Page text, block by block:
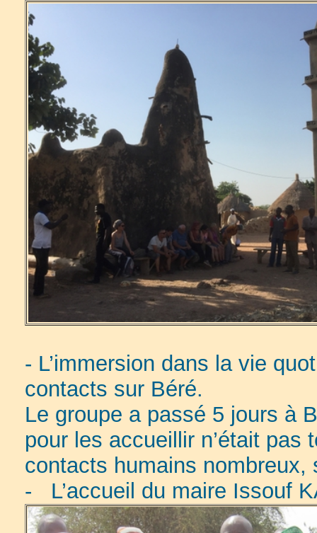
- L’immersion dans la vie
contacts sur Béré.
Le groupe a passé 5 jours à
pour les accueillir n’était
contacts humains
- L’accueil du maire Issouf